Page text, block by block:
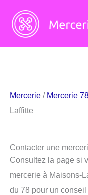
contenu
Mercerie / Mercerie
Laffitte
Contacter une
Consultez la page si
mercerie à Maisons-
du 78 pour un